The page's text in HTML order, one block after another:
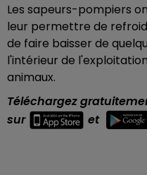
Les sapeurs-pompiers
leur permettre de
de faire baisser de
l'intérieur de
animaux.
Téléchargez
sur
et